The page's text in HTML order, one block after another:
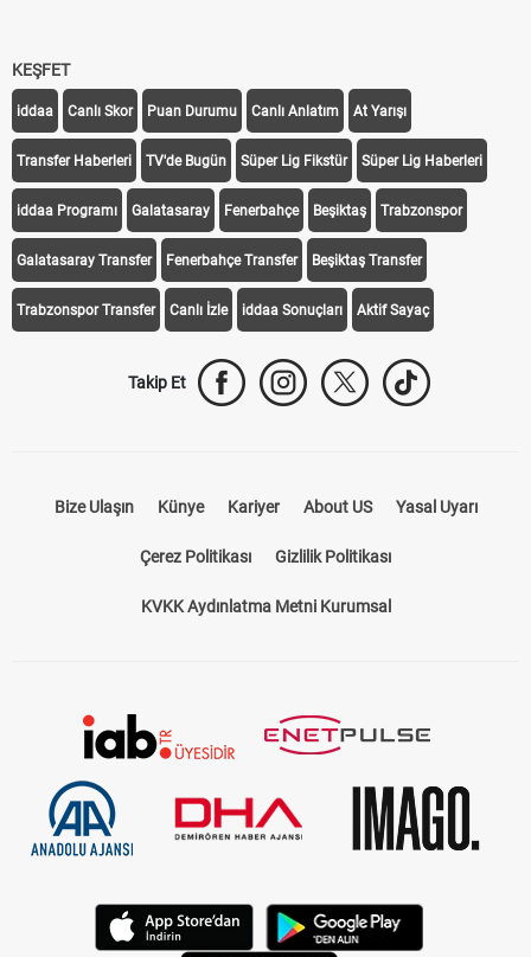
KEŞFET
iddaa Canlı Skor Puan Durumu Canlı Anlatım At Yarışı
Transfer Haberleri TV'de Bugün Süper Lig Fikstür Süper Lig Haberleri
iddaa Programı Galatasaray Fenerbahçe Beşiktaş Trabzonspor
Galatasaray Transfer Fenerbahçe Transfer Beşiktaş Transfer
Trabzonspor Transfer Canlı İzle iddaa Sonuçları Aktif Sayaç
Takip Et
Bize Ulaşın Künye Kariyer About US Yasal Uyarı
Çerez Politikası Gizlilik Politikası
KVKK Aydınlatma Metni Kurumsal